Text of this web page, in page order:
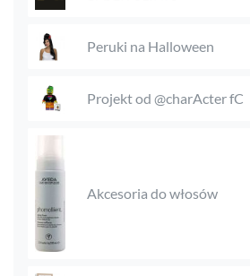
Peruki na Halloween
Projekt od @charActer fC
Akcesoria do włosów